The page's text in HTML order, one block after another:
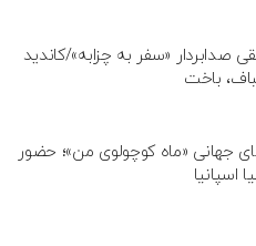
صدابردار «سفر به چزابه»/کاندید
باخت
جهانی «ماه کوچولوی من»؛ حضور
اسپانیا